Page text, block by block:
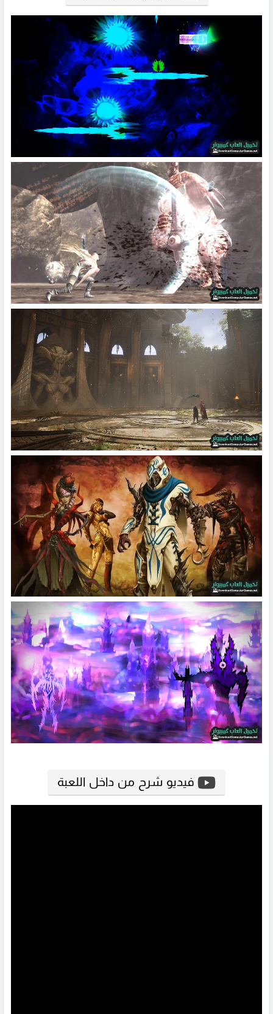
فيديو شرح من داخل اللعبة